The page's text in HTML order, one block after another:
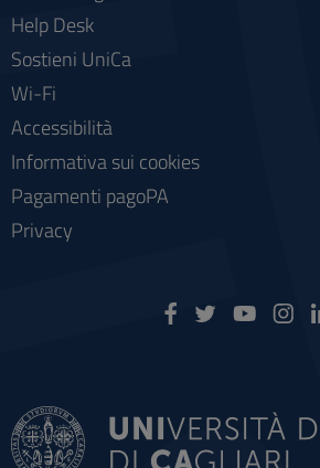
Help Desk
Sostieni UniCa
Wi-Fi
Accessibilità
Informativa sui cookies
Pagamenti pagoPA
Privacy